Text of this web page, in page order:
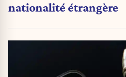
nationalité étrangère